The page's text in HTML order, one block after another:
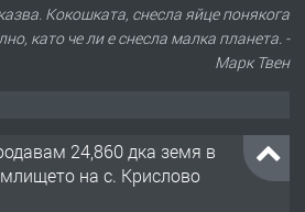
Кокошката, снесла яйце понякога
като че ли е снесла малка планета. -
Марк Твен
24,860 дка земя в
на с. Крислово
м2- 3 стаен апартамент супер
Асеновград- 169 500 €.